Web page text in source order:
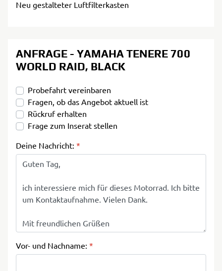
Neu gestalteter Luftfilterkasten
ANFRAGE - YAMAHA TENERE 700
WORLD RAID, BLACK
Probefahrt vereinbaren
Fragen, ob das Angebot aktuell ist
Rückruf erhalten
Frage zum Inserat stellen
Deine Nachricht: *
Vor- und Nachname: *